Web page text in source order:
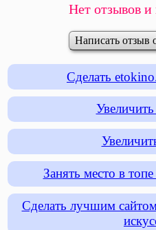
Нет отзывов
Написать отзыв
Сделать
Занять место в
Сделать лучшим